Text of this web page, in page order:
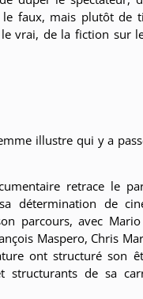
faux, mais plutôt de
vrai, de la fiction sur
illustre qui y a
retrace le
détermination de
parcours, avec
Maspero, Chris
ont structuré son
de sa